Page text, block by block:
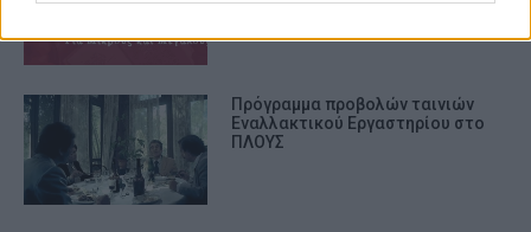
Πρόγραμμα προβολών ταινιών
Εναλλακτικού Εργαστηρίου στο
ΠΛΟΥΣ